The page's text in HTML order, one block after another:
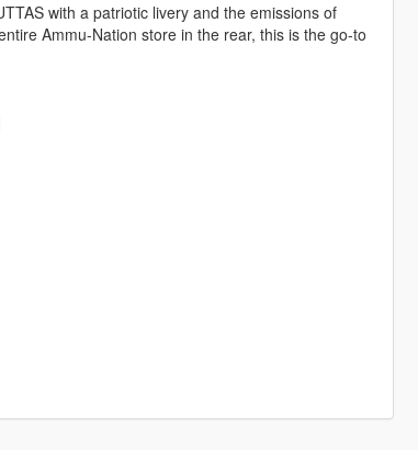
with a patriotic livery and the emissions of
Ammu-Nation store in the rear, this is the go-to